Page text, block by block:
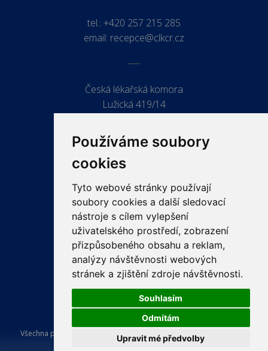
Používáme soubory
cookies
Tyto webové stránky používají
soubory cookies a další sledovací
nástroje s cílem vylepšení
uživatelského prostředí, zobrazení
přizpůsobeného obsahu a reklam,
analýzy návštěvnosti webových
stránek a zjištění zdroje návštěvnosti.
Souhlasím
Odmítám
Upravit mé předvolby
tel.: +420 257 215 285
email: recepce@clkcr.cz
Česká lékařská komora
Lužická 419/14
ODKAZY
PRO LÉKAŘE
PRO VEŘEJNOST
VZDĚLÁVÁNÍ
Všechna práva vyhrazena Česká lékařská komora. Tvorba a provoz
ISSA CZECH s.r.o..